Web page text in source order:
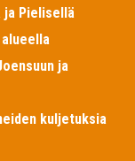
ja Pielisellä
ja
kuljetuksia